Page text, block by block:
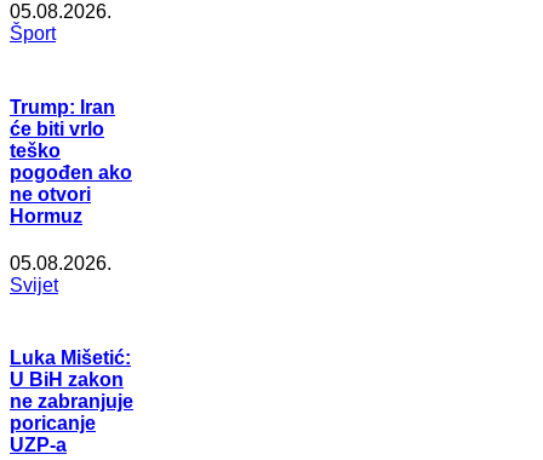
05.08.2026.
Šport
Trump: Iran
će biti vrlo
teško
pogođen ako
ne otvori
Hormuz
05.08.2026.
Svijet
Luka Mišetić:
U BiH zakon
ne zabranjuje
poricanje
UZP-a